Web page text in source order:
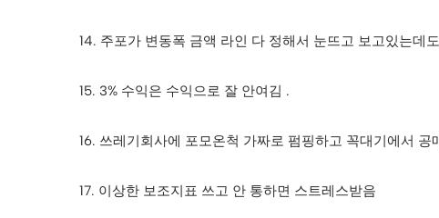
14. 주포가 변동폭 금액 라인 다 정해서 눈뜨고 보고있는데
15. 3% 수익은 수익으로 잘 안여김 .
16. 쓰레기회사에 포모온척 가짜로 펌핑하고 꼭대기에서
17. 이상한 보조지표 쓰고 안 통하면 스트레스받음